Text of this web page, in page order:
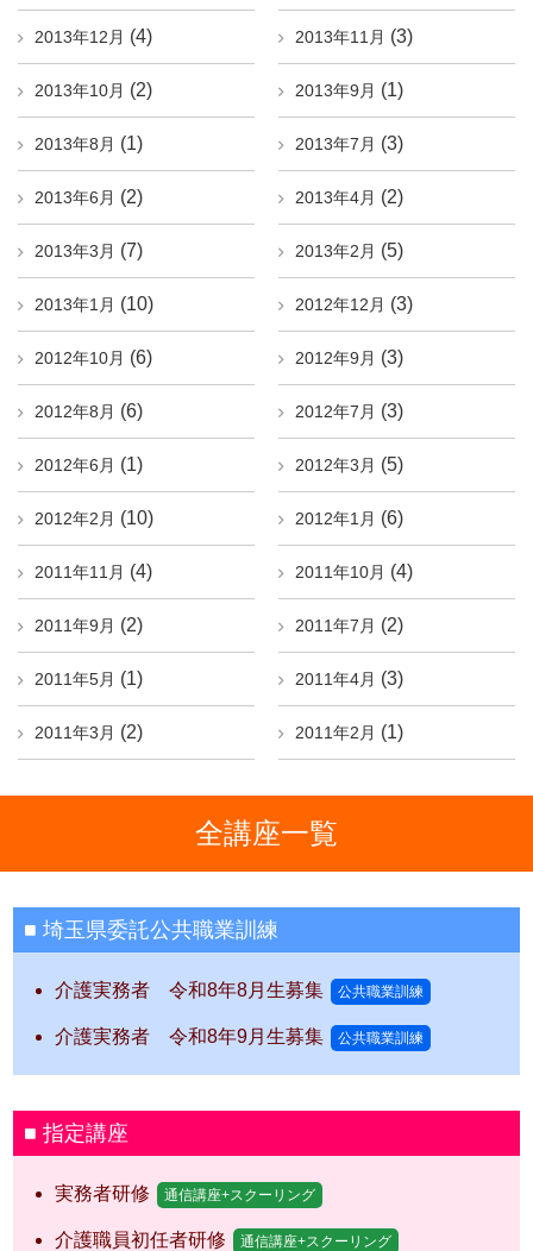
2013年12月 (4) 2013年11月 (3)
2013年10月 (2) 2013年9月 (1)
2013年8月 (1) 2013年7月 (3)
2013年6月 (2) 2013年4月 (2)
2013年3月 (7) 2013年2月 (5)
2013年1月 (10) 2012年12月 (3)
2012年10月 (6) 2012年9月 (3)
2012年8月 (6) 2012年7月 (3)
2012年6月 (1) 2012年3月 (5)
2012年2月 (10) 2012年1月 (6)
2011年11月 (4) 2011年10月 (4)
2011年9月 (2) 2011年7月 (2)
2011年5月 (1) 2011年4月 (3)
2011年3月 (2) 2011年2月 (1)
全講座一覧
埼玉県委託公共職業訓練
介護実務者 令和8年8月生募集 公共職業訓練
介護実務者 令和8年9月生募集 公共職業訓練
指定講座
実務者研修 通信講座+スクーリング
介護職員初任者研修 通信講座+スクーリング